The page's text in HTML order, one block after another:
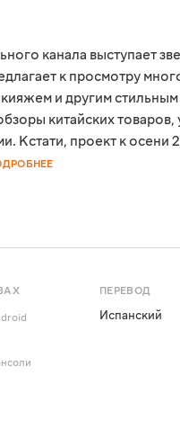
канала выступает
к просмотру
и другим
китайских
Кстати, проект к
ПЕРЕВОД
Испанский